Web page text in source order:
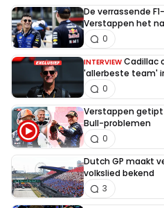
De verrassende
Verstappen het
0
INTERVIEW Cadillac
'allerbeste team'
0
Verstappen getipt
Bull-problemen
0
Dutch GP maakt
volkslied bekend
3